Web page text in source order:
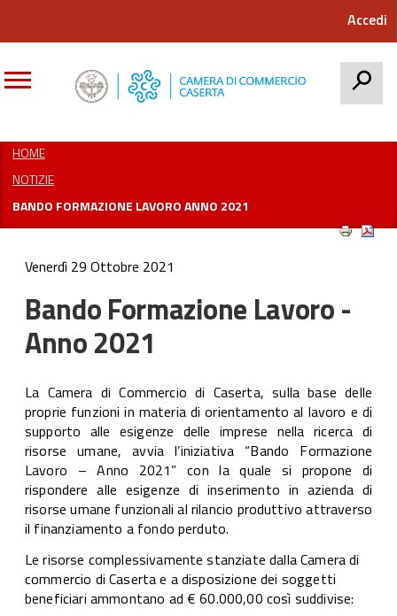
Accedi
HOME
NOTIZIE
BANDO FORMAZIONE LAVORO ANNO 2021
Venerdì 29 Ottobre 2021
Bando Formazione Lavoro -
Anno 2021
La Camera di Commercio di Caserta, sulla base delle
proprie funzioni in materia di orientamento al lavoro e di
supporto alle esigenze delle imprese nella ricerca di
risorse umane, avvia l’iniziativa “Bando Formazione
Lavoro – Anno 2021” con la quale si propone di
rispondere alle esigenze di inserimento in azienda di
risorse umane funzionali al rilancio produttivo attraverso
il finanziamento a fondo perduto.
Le risorse complessivamente stanziate dalla Camera di
commercio di Caserta e a disposizione dei soggetti
beneficiari ammontano ad € 60.000,00 così suddivise: